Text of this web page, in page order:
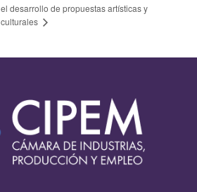
el desarrollo de propuestas artísticas y
culturales